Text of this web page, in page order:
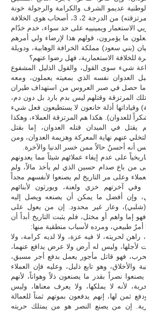
عديمو الشرف والكرامة والرجولة خونة
الوطن عملاء العدوان (مرتزقته) من الدرجة 2، 3، أصحاب هوى الخلافة
الاستعمار ويمينييه على حد سواء، خدم خدّام
ما يؤمرون، قولهم هذا لإرضاء ولي أمرهم
(بني سعود) مملكة الخرافة الوهابية، ودويلة
للخلافة الاستعمارية، فهل رضوا عنهم؟
شيء سوى القول، والقول الذليل المشفوع
العدوان نفسه الذي بمعيته يعملون، ومعه
ما حصل في صبر العروس من استهداف طيران
المرتزقة وقتلهم ليس بدم بارد بل دون دم،
وقياداتها أذلة خانعون لا يستطيعون فعل شيء
للعدوان). هكذا هم المرتزقة العملاء، وهكذا
يقتل في الميدان قتله العدوان، إما بقتل
عنهم نهاية المعركة وهزيمة العدوان، ومن
أحسنُ حالاً ممن خسر الدنيا والآخرة.
على عدم إيفاء عملائهم شيئاً مما يعدونهم
من باع صدام حسين الذي لم يأخذ مالاً، ولم
وعلى مر التاريخ لم يصنعوا لأنفسهم مجداً
وفي آخرتهم خزي ولعنة، ويورثون لأبنائهم
وإن أفضل ما يمكن أن يصنعه ويصل إليه
(شلبي)، وعار غير محدود. إن من يعول على
إما واهم أو مختل، فلم يثبت التاريخ أبداً أن
أمرٌ طبيعي، ومرده لأسباب منطقية منها:
راهن لحريته، لا فيه عزة، ولا لديه كرامة، ولا
لأجلها، وليس له أرض ولا عرض يدافع عنهما،
فهو قاتل مأجور يعمل بدفع أجر مسبق،
والأخلاق، وهو تابع ذليل، وعليه فإن العملاء
نصراً بقدر ما يصنعون ذلاً وهواناً، لأنهم
لأنه لا يملكها، ولا يعرف معناها، وليس
ثمن لها، إنهم يدفعون بموتهم ثمناً للعمالة
إن من يصنع النصر هو من يمتلك حريته